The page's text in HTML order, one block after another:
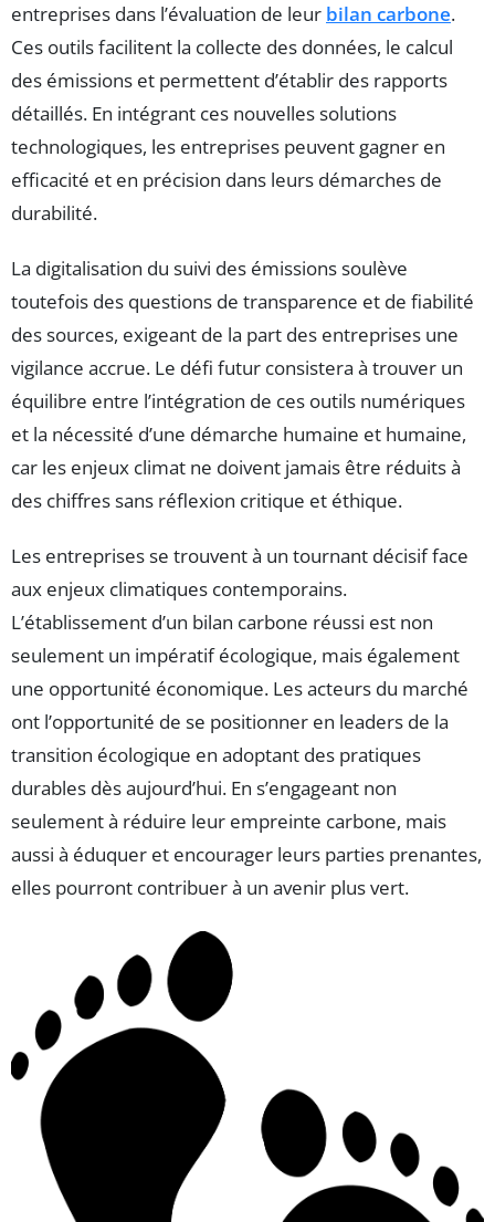
entreprises dans l’évaluation de leur bilan carbone.
Ces outils facilitent la collecte des données, le calcul
des émissions et permettent d’établir des rapports
détaillés. En intégrant ces nouvelles solutions
technologiques, les entreprises peuvent gagner en
efficacité et en précision dans leurs démarches de
durabilité.
La digitalisation du suivi des émissions soulève
toutefois des questions de transparence et de fiabilité
des sources, exigeant de la part des entreprises une
vigilance accrue. Le défi futur consistera à trouver un
équilibre entre l’intégration de ces outils numériques
et la nécessité d’une démarche humaine et humaine,
car les enjeux climat ne doivent jamais être réduits à
des chiffres sans réflexion critique et éthique.
Les entreprises se trouvent à un tournant décisif face
aux enjeux climatiques contemporains.
L’établissement d’un bilan carbone réussi est non
seulement un impératif écologique, mais également
une opportunité économique. Les acteurs du marché
ont l’opportunité de se positionner en leaders de la
transition écologique en adoptant des pratiques
durables dès aujourd’hui. En s’engageant non
seulement à réduire leur empreinte carbone, mais
aussi à éduquer et encourager leurs parties prenantes,
elles pourront contribuer à un avenir plus vert.